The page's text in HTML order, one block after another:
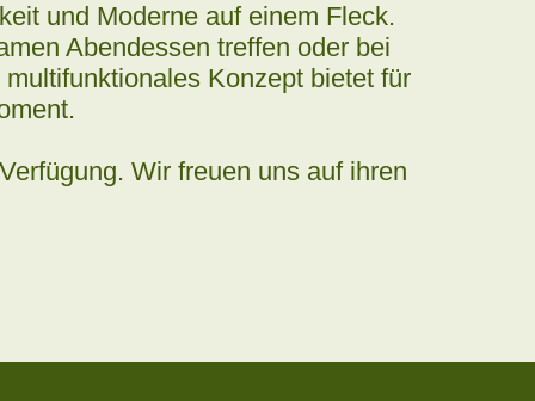
und Moderne auf einem Fleck.
Abendessen treffen oder bei
Konzept bietet für
Wir freuen uns auf ihren